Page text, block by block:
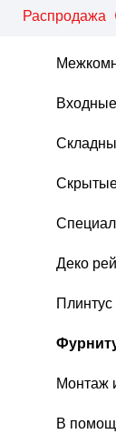
Распродажа
Деко
Плинтус
Монтаж
В